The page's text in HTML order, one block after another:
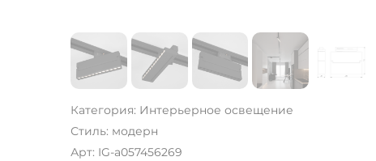
Категория: Интерьерное освещение
Стиль: модерн
Арт: IG-a057456269